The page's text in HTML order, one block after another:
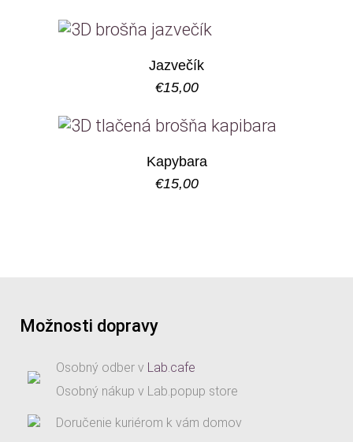
Jazvečík
€15,00
Kapybara
€15,00
Možnosti dopravy
Osobný odber v Lab.cafe
Osobný nákup v Lab.popup store
Doručenie kuriérom k vám domov